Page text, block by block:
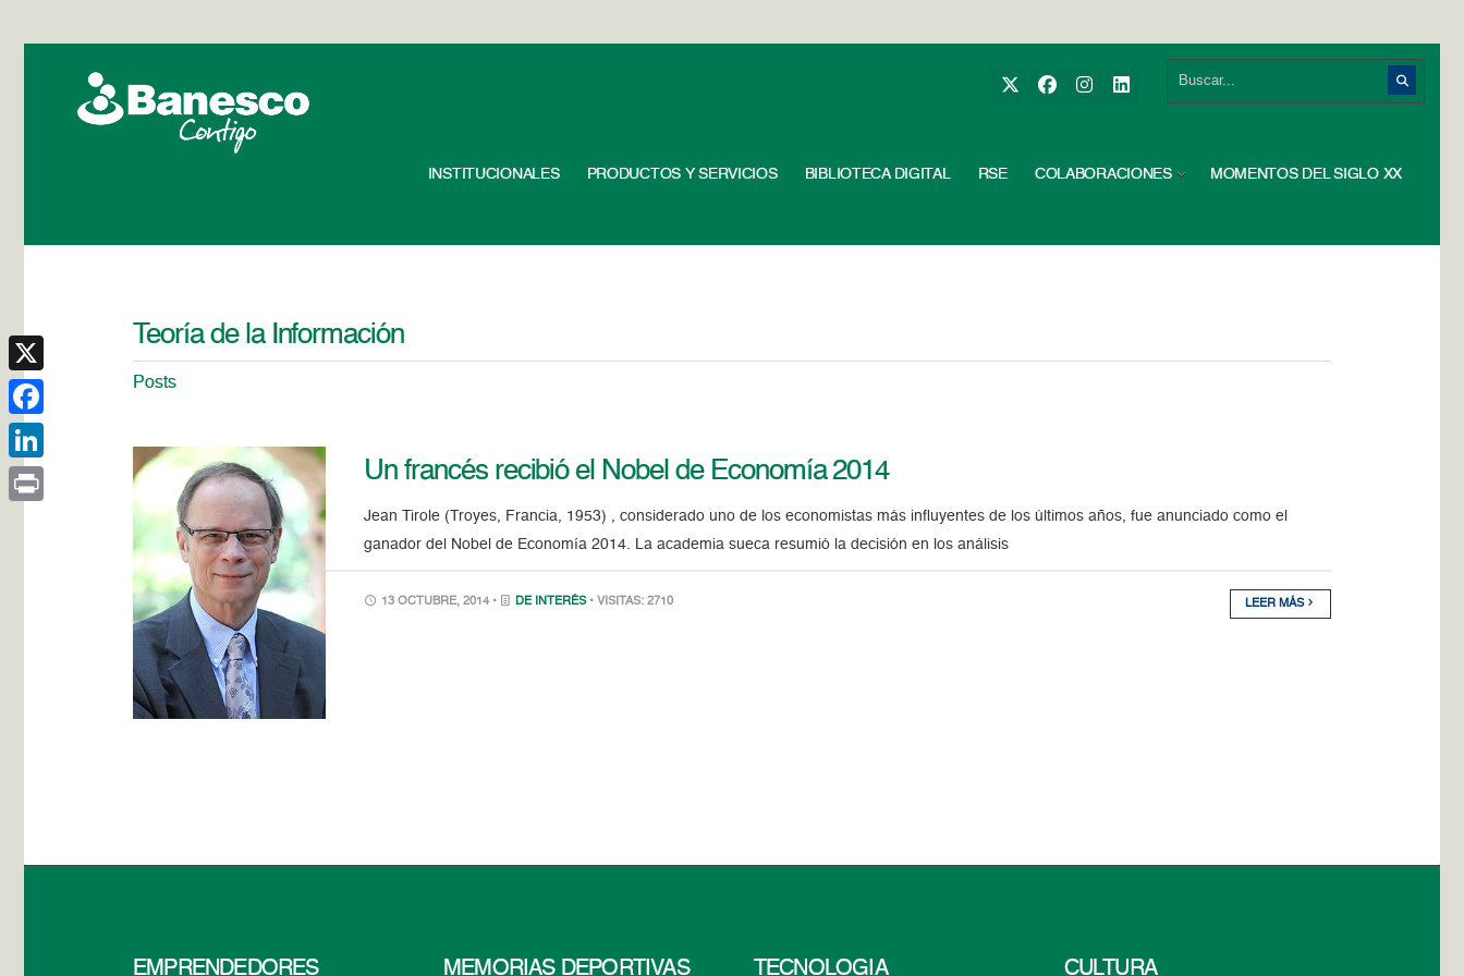
INSTITUCIONALES PRODUCTOS Y SERVICIOS BIBLIOTECA DIGITAL RSE COLABORACIONES MOMENTOS DEL SIGLO XX
Teoría de la Información
Posts
Un francés recibió el Nobel de Economía 2014
Jean Tirole (Troyes, Francia, 1953) , considerado uno de los economistas más influyentes de los últimos años, fue anunciado como el
ganador del Nobel de Economía 2014. La academia sueca resumió la decisión en los análisis
13 OCTUBRE, 2014 • DE INTERÉS • VISITAS: 2710 LEER MÁS
EMPRENDEDORES MEMORIAS DEPORTIVAS TECNOLOGÍA CULTURA
X
Facebook
LinkedIn